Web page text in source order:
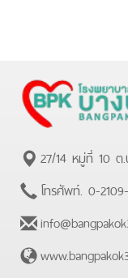
27/14 หมู่ที่ 10 ต
โทรศัพท์. 0-2109-